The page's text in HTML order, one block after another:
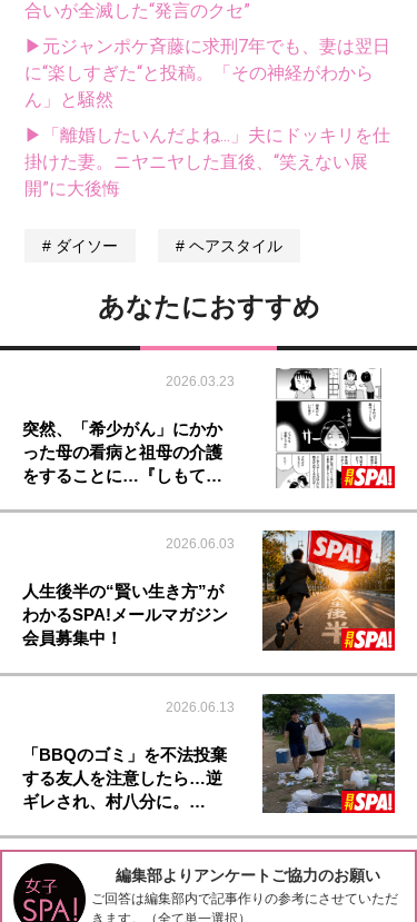
合いが全滅した“発言のクセ”
▶元ジャンポケ斉藤に求刑7年でも、妻は翌日
に“楽しすぎた“と投稿。「その神経がわから
ん」と騒然
▶「離婚したいんだよね...」夫にドッキリを仕
掛けた妻。ニヤニヤした直後、“笑えない展
開”に大後悔
ダイソー ヘアスタイル
あなたにおすすめ
2026.03.23
突然、「希少がん」にかか
った母の看病と祖母の介護
をすることに…『しもて…
2026.06.03
人生後半の“賢い生き方”が
わかるSPA!メールマガジン
会員募集中！
2026.06.13
「BBQのゴミ」を不法投棄
する友人を注意したら…逆
ギレされ、村八分に。…